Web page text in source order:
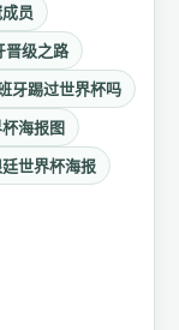
员
级之路
牙踢过世界杯吗
海报图
世界杯海报